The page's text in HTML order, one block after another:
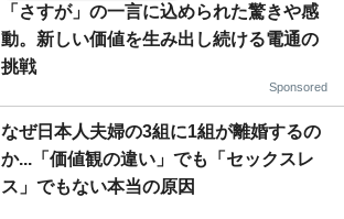
「さすが」の一言に込められた驚きや感
動。新しい価値を生み出し続ける電通の
挑戦
Sponsored
なぜ日本人夫婦の3組に1組が離婚するの
か...「価値観の違い」でも「セックスレ
ス」でもない本当の原因